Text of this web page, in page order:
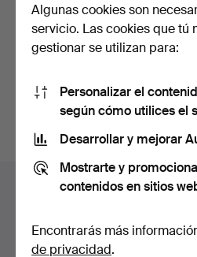
o iniciar sesión a
Navegación
pie
Ayuda y contacto
Todas las casas de subastas
Algunas cookies son
servicio. Las cookies que tú
gestionar se utilizan para:
Personalizar el
según cómo utilices el
Desarrollar y mejorar
Mostrarte y
contenidos en sitios
Encontrarás más
de privacidad.